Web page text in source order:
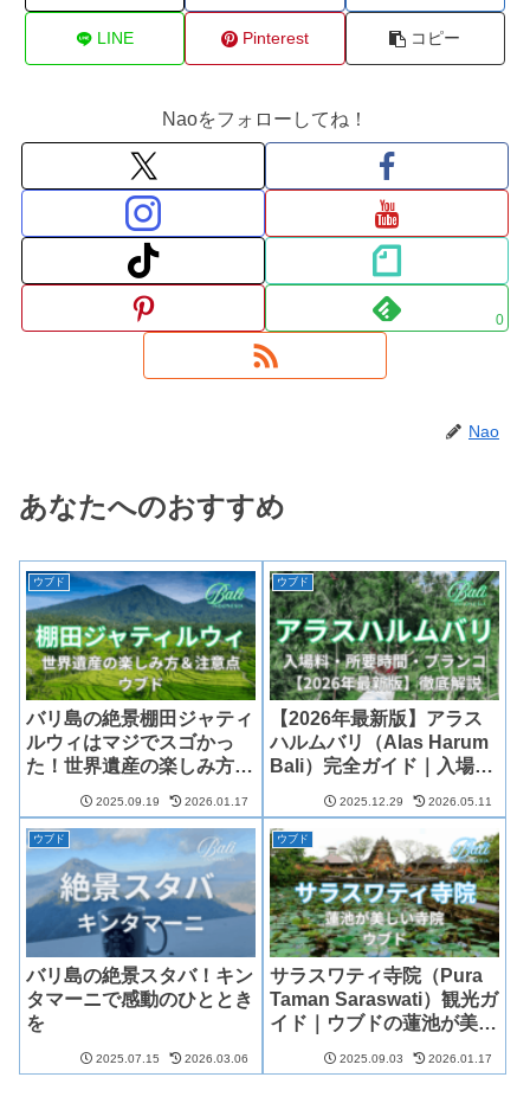
LINE Pinterest コピー
Naoをフォローしてね！
0
Nao
あなたへのおすすめ
ウブド
バリ島の絶景棚田ジャティ
ルウィはマジでスゴかっ
た！世界遺産の楽しみ方＆
2025.09.19 2026.01.17
ウブド
【2026年最新版】アラス
ハルムバリ（Alas Harum
Bali）完全ガイド｜入場
徹底解説
2025.12.29 2026.05.11
ウブド
バリ島の絶景スタバ！キン
タマーニで感動のひととき
を
2025.07.15 2026.03.06
ウブド
サラスワティ寺院（Pura
Taman Saraswati）観光ガ
イド｜ウブドの蓮池が美し
2025.09.03 2026.01.17